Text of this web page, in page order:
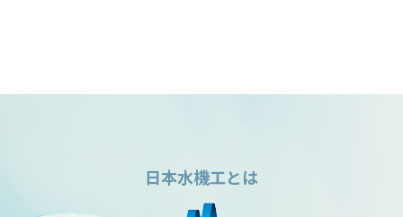
５月みずいろ食堂
日本水機工とは